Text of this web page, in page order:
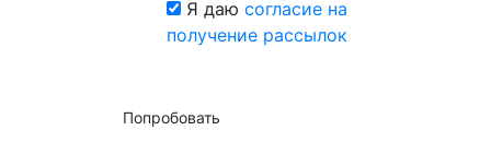
Я даю согласие на
получение рассылок
Попробовать